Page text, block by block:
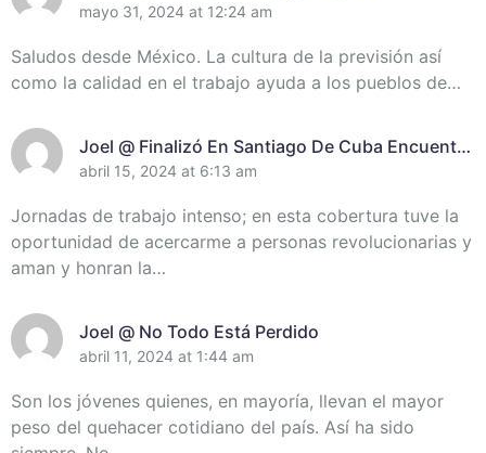
Incrementar El Control De Recursos En
mayo 31, 2024 at 12:24 am
Saludos desde México. La cultura de la previsión así
como la calidad en el trabajo ayuda a los pueblos de…
Joel @ Finalizó En Santiago De Cuba Encuentro
De Miembros Del Destacamento Pedagógico
abril 15, 2024 at 6:13 am
Jornadas de trabajo intenso; en esta cobertura tuve la
oportunidad de acercarme a personas revolucionarias y
aman y honran la…
Joel @ No Todo Está Perdido
abril 11, 2024 at 1:44 am
Son los jóvenes quienes, en mayoría, llevan el mayor
peso del quehacer cotidiano del país. Así ha sido